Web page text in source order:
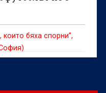
бяха спорни”,